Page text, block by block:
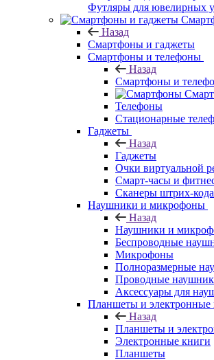
Футляры для ювелирных
Назад
Смартфоны и гаджеты
Смартфоны и телефоны
Назад
Смартфоны и
Телефоны
Стационарные
Гаджеты
Назад
Гаджеты
Очки виртуальной
Смарт-часы и
Сканеры штрих-кода
Наушники и микрофоны
Назад
Наушники и
Беспроводные
Микрофоны
Полноразмерные
Проводные
Аксессуары для
Планшеты и электронные
Назад
Планшеты и
Электронные книги
Планшеты